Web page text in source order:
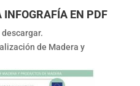
INFOGRAFÍA EN PDF
descargar.
de Madera y